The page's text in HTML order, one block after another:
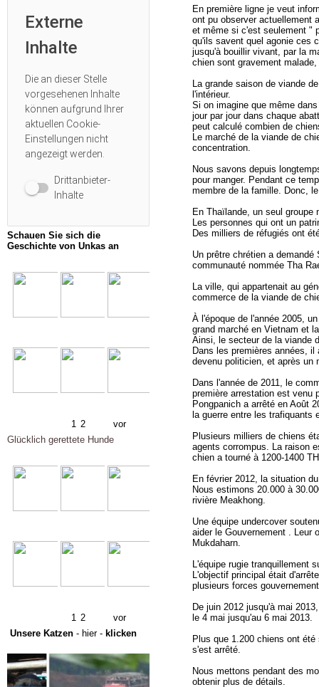
Externe
Inhalte
Die an dieser Stelle
vorgesehenen Inhalte
können aufgrund Ihrer
aktuellen Cookie-
Einstellungen nicht
angezeigt werden.
Drittanbieter-
Inhalte
Schauen Sie sich die
Geschichte von Unkas an
1 2
vor
Glücklich gerettete Hunde
1 2
vor
Unsere Katzen - hier - klicken
En première ligne je veut
ont pu observer actuellement
et même si c'est seulement "
qu'ils savent quel agonie ces
jusqu'à bouillir vivant, par la
chien sont gravement
La grande saison de viande
l'intérieur.
Si on imagine que même
jour par jour dans chaque
peut calculé combien de
Le marché de la viande de
concentration.
Nous savons depuis
pour manger. Pendant ce
membre de la famille. Donc,
En Thaïlande, un seul groupe
Les personnes qui ont un
Des milliers de réfugiés ont
Un prêtre chrétien a
communauté nommée Tha
La ville, qui appartenait au
commerce de la viande de
À l'époque de l'année 2005,
grand marché en Vietnam et
Ainsi, le secteur de la viande
Dans les premières années,
devenu politicien, et après un
Dans l'année de 2011, le
première arrestation est venu
Pongpanich a arrêté en Août
la guerre entre les trafiquants
Plusieurs milliers de chiens
agents corrompus. La raison
chien a tourné à 1200-1400
En février 2012, la situation
Nous estimons 20.000 à
rivière Meakhong.
Une équipe undercover
aider le Gouvernement . Leur
Mukdaharn.
L'équipe rugie tranquillement
L'objectif principal était
plusieurs forces
De juin 2012 jusqu'à mai
le 4 mai jusqu'au 6 mai 2013.
Plus que 1.200 chiens ont
s'est arrêté.
Nous mettons pendant des
obtenir plus de détails.